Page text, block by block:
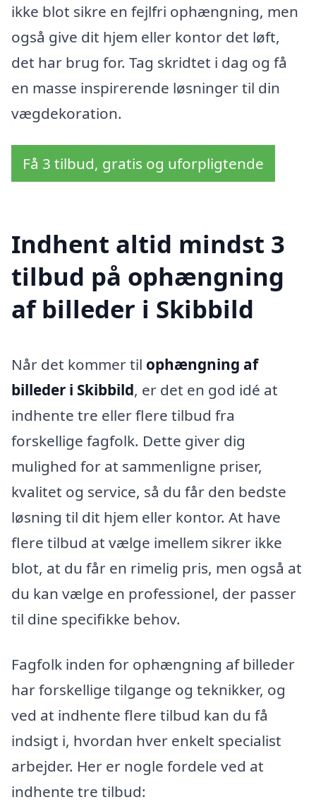
ikke blot sikre en fejlfri ophængning, men
også give dit hjem eller kontor det løft,
det har brug for. Tag skridtet i dag og få
en masse inspirerende løsninger til din
vægdekoration.
Få 3 tilbud, gratis og uforpligtende
Indhent altid mindst 3
tilbud på ophængning
af billeder i Skibbild
Når det kommer til ophængning af
billeder i Skibbild, er det en god idé at
indhente tre eller flere tilbud fra
forskellige fagfolk. Dette giver dig
mulighed for at sammenligne priser,
kvalitet og service, så du får den bedste
løsning til dit hjem eller kontor. At have
flere tilbud at vælge imellem sikrer ikke
blot, at du får en rimelig pris, men også at
du kan vælge en professionel, der passer
til dine specifikke behov.
Fagfolk inden for ophængning af billeder
har forskellige tilgange og teknikker, og
ved at indhente flere tilbud kan du få
indsigt i, hvordan hver enkelt specialist
arbejder. Her er nogle fordele ved at
indhente tre tilbud: